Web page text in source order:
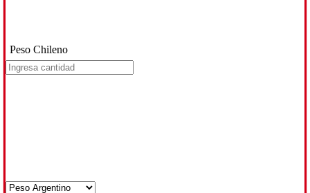
Peso Chileno